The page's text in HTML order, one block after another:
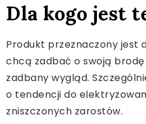
Dla kogo jest
Produkt przeznaczony jest
chcą zadbać o swoją
zadbany wygląd.
o tendencji do
zniszczonych zarostów.